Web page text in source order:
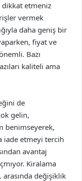
dikkat etmeniz
vermek
daha geniş bir
fiyat ve
Bazı
kaliteli ama
de
gelin,
benimseyerek,
iade etmeyi tercih
avantaj
Kiralama
değişiklik